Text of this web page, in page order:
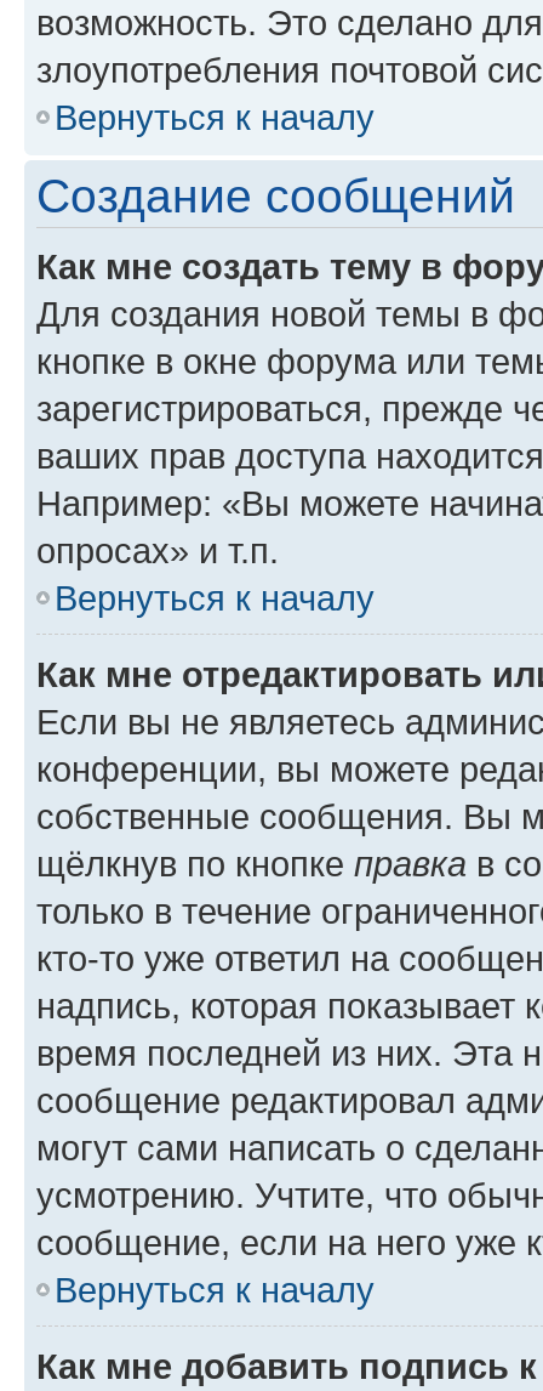
возможность. Это сделано
злоупотребления почтовой
Вернуться к началу
Создание сообщений
Как мне создать тему в
Для создания новой темы в
кнопке в окне форума или
зарегистрироваться, прежде
ваших прав доступа
Например: «Вы можете
опросах» и т.п.
Вернуться к началу
Как мне отредактировать
Если вы не являетесь
конференции, вы можете
собственные сообщения. Вы
щёлкнув по кнопке правка в
только в течение
кто-то уже ответил на
надпись, которая показывает
время последней из них. Эта
сообщение редактировал
могут сами написать о
усмотрению. Учтите, что
сообщение, если на него уже
Вернуться к началу
Как мне добавить подпись